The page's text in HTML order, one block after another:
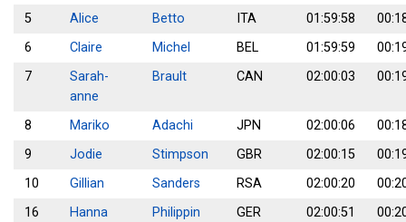
5
Alice Betto ITA 01:59:58
6
Claire Michel BEL 01:59:59
7
Sarah-
anne
Brault CAN 02:00:03
8 Mariko Adachi JPN 02:00:06
9
Jodie Stimpson GBR 02:00:15
10
Gillian Sanders RSA 02:00:20
16
Hanna Philippin GER 02:00:51